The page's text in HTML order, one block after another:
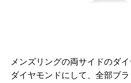
メンズリングの両サイドのダ
ダイヤモンドにして、全部ブ